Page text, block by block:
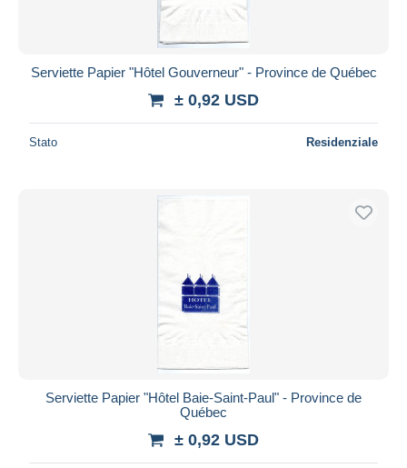
Serviette Papier "Hôtel Gouverneur" - Province de Québec
± 0,92 USD
Stato Residenziale
Serviette Papier "Hôtel Baie-Saint-Paul" - Province de
Québec
± 0,92 USD